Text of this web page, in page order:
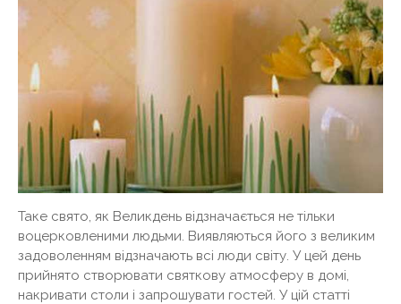
Таке свято, як Великдень відзначається не тільки
воцерковленими людьми. Виявляються його з великим
задоволенням відзначають всі люди світу. У цей день
прийнято створювати святкову атмосферу в домі,
накривати столи і запрошувати гостей. У цій статті